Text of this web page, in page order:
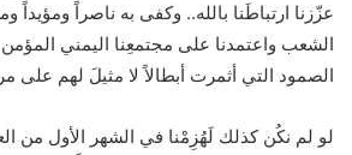
عزّزنا ارتباطَنا بالله.. وكفى به ناصراً ومؤيداً
الشعب واعتمدنا على مجتمعِنا اليمني
الصمود التي أثمرت أبطالاً لا مثيلَ لهم على مر
لو لم نكُن كذلك لَهُزِمْنا في الشهر الأول من